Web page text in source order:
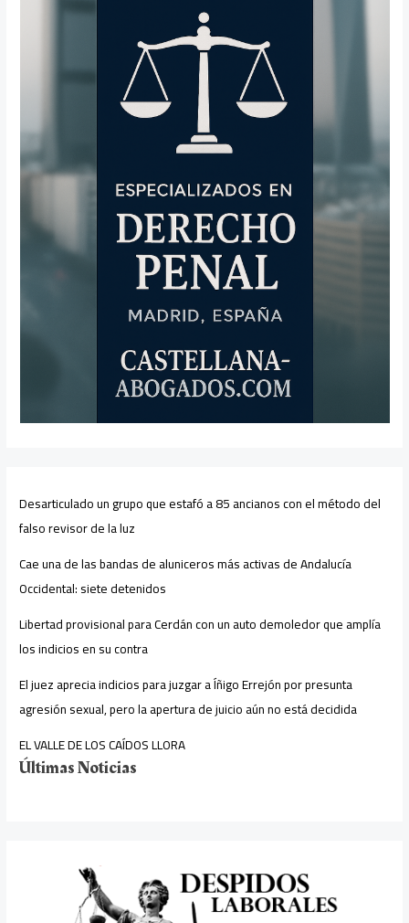
Desarticulado un grupo que estafó a 85 ancianos con el método del
falso revisor de la luz
Cae una de las bandas de aluniceros más activas de Andalucía
Occidental: siete detenidos
Libertad provisional para Cerdán con un auto demoledor que amplía
los indicios en su contra
El juez aprecia indicios para juzgar a Íñigo Errejón por presunta
agresión sexual, pero la apertura de juicio aún no está decidida
EL VALLE DE LOS CAÍDOS LLORA
Últimas Noticias